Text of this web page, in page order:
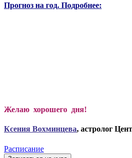
Прогноз на год. Подробнее:
Желаю хорошего дня!
Ксения Вохминцева, астролог
Расписание